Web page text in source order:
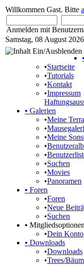
Willkommen Gast. Bitte
Anmelden mit
Samstag, 08 August
•
•Startseite
•Tutorials
•Kontakt
•Impressum
• Galerien
•Meine
•
•Meine
•
•
•Suchen
•Movies
•Panoramen
• Foren
•Foren
•Neue
•Suchen
• Mitgliedsoptionen
•Dein Konto
• Downloads
•Downloads
•Trees/